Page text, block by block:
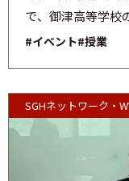
で、御津高等学校
#イベント#授業
SGHネットワーク・